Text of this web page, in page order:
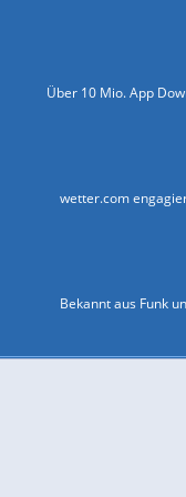
Über 10 Mio. App
wetter.com
Bekannt aus Funk